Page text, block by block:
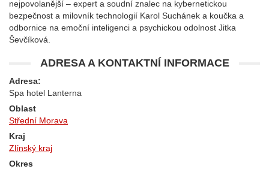
nejpovolanější – expert a soudní znalec na kybernetickou
bezpečnost a milovník technologií Karol Suchánek a koučka a
odbornice na emoční inteligenci a psychickou odolnost Jitka
Ševčíková.
ADRESA A KONTAKTNÍ INFORMACE
Adresa:
Spa hotel Lanterna
Oblast
Střední Morava
Kraj
Zlínský kraj
Okres